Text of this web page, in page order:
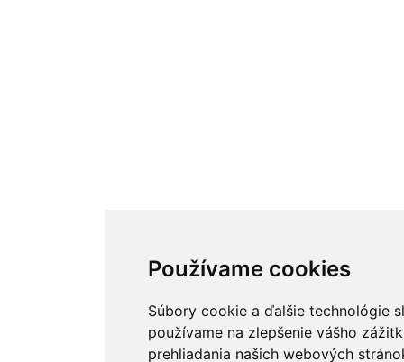
Používame cookies
Súbory cookie a ďalšie technológie
používame na zlepšenie vášho
prehliadania našich webových